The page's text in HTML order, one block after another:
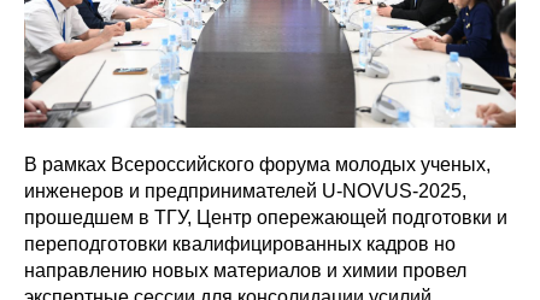
В рамках Всероссийского форума молодых ученых,
инженеров и предпринимателей U-NOVUS-2025,
прошедшем в ТГУ, Центр опережающей подготовки и
переподготовки квалифицированных кадров но
направлению новых материалов и химии провел